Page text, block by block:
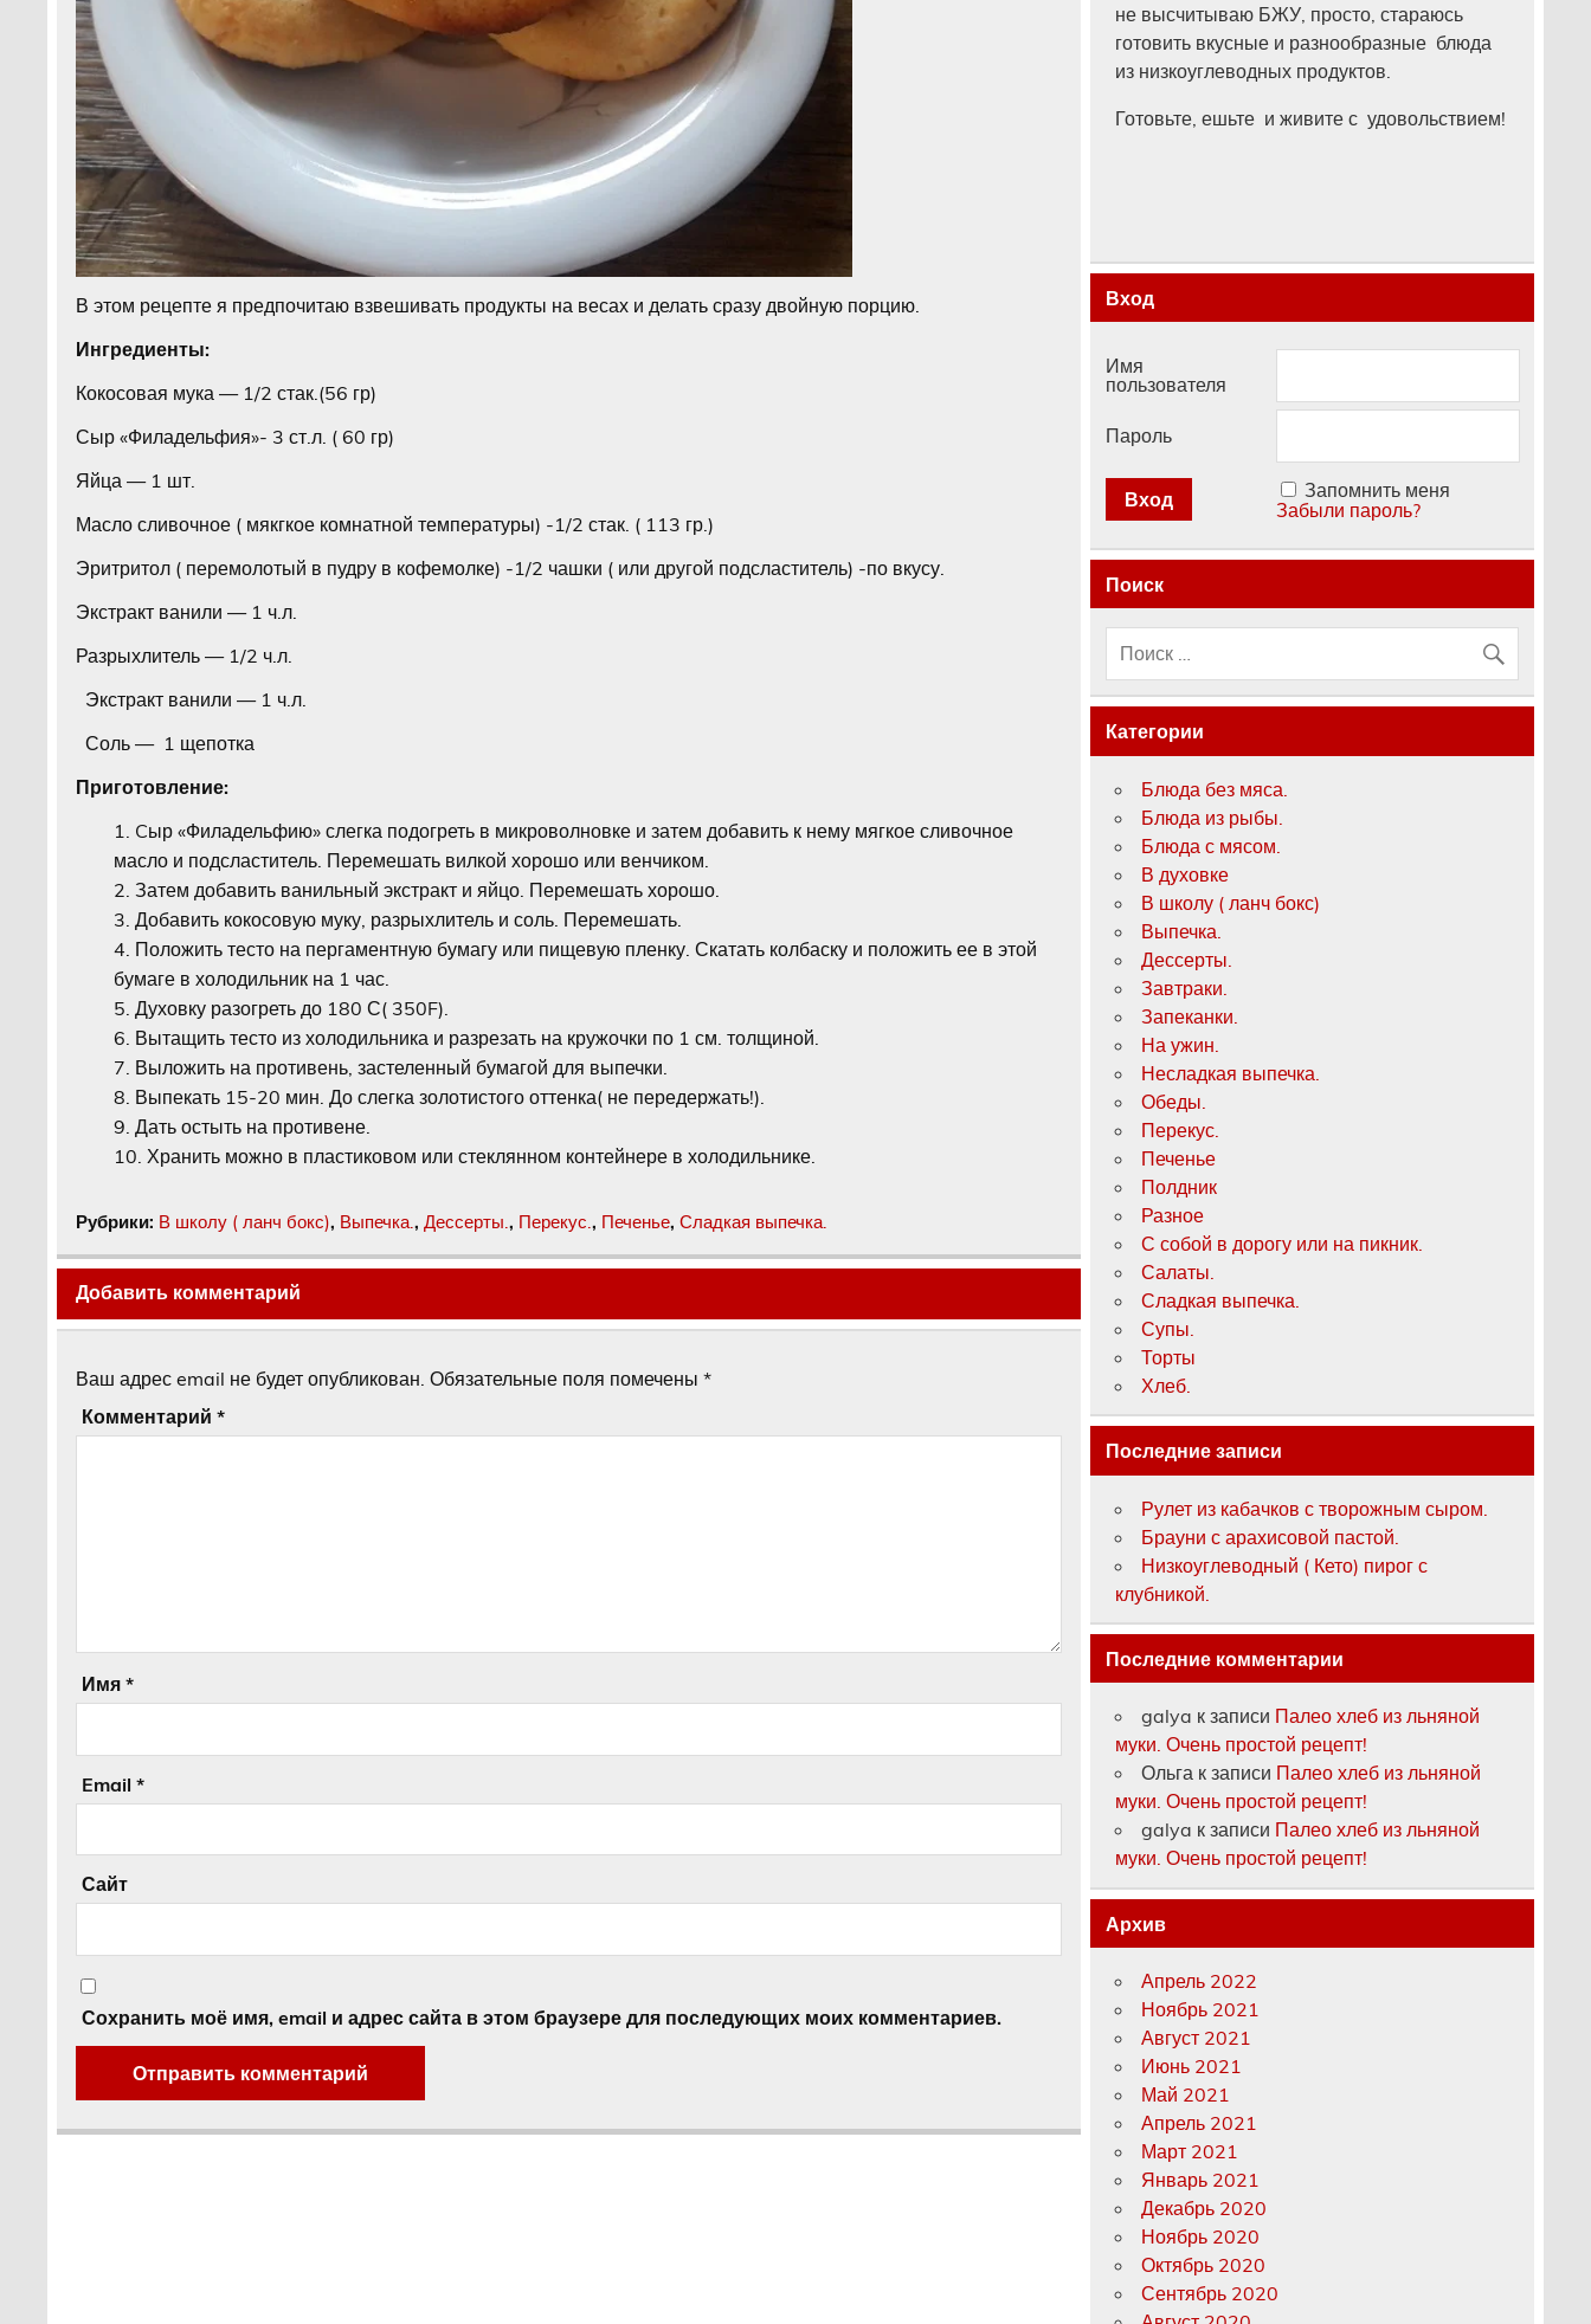
В этом рецепте я предпочитаю взвешивать продукты на весах и делать сразу двойную порцию.
Ингредиенты:
Кокосовая мука — 1/2 стак.(56 гр)
Сыр «Филадельфия»- 3 ст.л. ( 60 гр)
Яйца — 1 шт.
Масло сливочное ( мякгкое комнатной температуры) -1/2 стак. ( 113 гр.)
Эритритол ( перемолотый в пудру в кофемолке) -1/2 чашки ( или другой подсластитель) -по вкусу.
Экстракт ванили — 1 ч.л.
Разрыхлитель — 1/2 ч.л.
Экстракт ванили — 1 ч.л.
Соль — 1 щепотка
Приготовление:
Cыр «Филадельфию» слегка подогреть в микроволновке и затем добавить к нему мягкое сливочное
масло и подсластитель. Перемешать вилкой хорошо или венчиком.
Затем добавить ванильный экстракт и яйцо. Перемешать хорошо.
Добавить кокосовую муку, разрыхлитель и соль. Перемешать.
Положить тесто на пергаментную бумагу или пищевую пленку. Скатать колбаску и положить ее в этой
бумаге в холодильник на 1 час.
Духовку разогреть до 180 С( 350F).
Вытащить тесто из холодильника и разрезать на кружочки по 1 см. толщиной.
Выложить на противень, застеленный бумагой для выпечки.
Выпекать 15-20 мин. До слегка золотистого оттенка( не передержать!).
Дать остыть на противене.
Хранить можно в пластиковом или стеклянном контейнере в холодильнике.
Рубрики: В школу ( ланч бокс), Выпечка.,Дессерты., Перекус., Печенье,Сладкая выпечка.
Добавить комментарий
Ваш адрес email не будет опубликован. Обязательные поля помечены*
Комментарий*
Имя*
Email*
Сайт
Сохранить моё имя, email и адрес сайта в этом браузере для последующих моих комментариев.
не высчитываю БЖУ, просто, стараюсь
готовить вкусные и разнообразные блюда
из низкоуглеводных продуктов.
Готовьте, ешьте и живите с удовольствием!
Вход
Имя
пользователя
Пароль
Запомнить меня
Забыли пароль?
Поиск
Категории
Блюда без мяса.
Блюда из рыбы.
Блюда с мясом.
В духовке
В школу ( ланч бокс)
Выпечка.
Дессерты.
Завтраки.
Запеканки.
На ужин.
Несладкая выпечка.
Обеды.
Перекус.
Печенье
Полдник
Разное
С собой в дорогу или на пикник.
Салаты.
Сладкая выпечка.
Супы.
Торты
Хлеб.
Последние записи
Рулет из кабачков с творожным сыром.
Брауни с арахисовой пастой.
Низкоуглеводный ( Кето) пирог с
клубникой.
Последние комментарии
galya к записи Палео хлеб из льняной
муки. Очень простой рецепт!
Ольга к записи Палео хлеб из льняной
муки. Очень простой рецепт!
galya к записи Палео хлеб из льняной
муки. Очень простой рецепт!
Архив
Апрель 2022
Ноябрь 2021
Август 2021
Июнь 2021
Май 2021
Апрель 2021
Март 2021
Январь 2021
Декабрь 2020
Ноябрь 2020
Октябрь 2020
Сентябрь 2020